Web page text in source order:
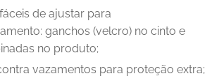
de ajustar para
ganchos (velcro) no cinto e
no produto;
vazamentos para proteção extra;